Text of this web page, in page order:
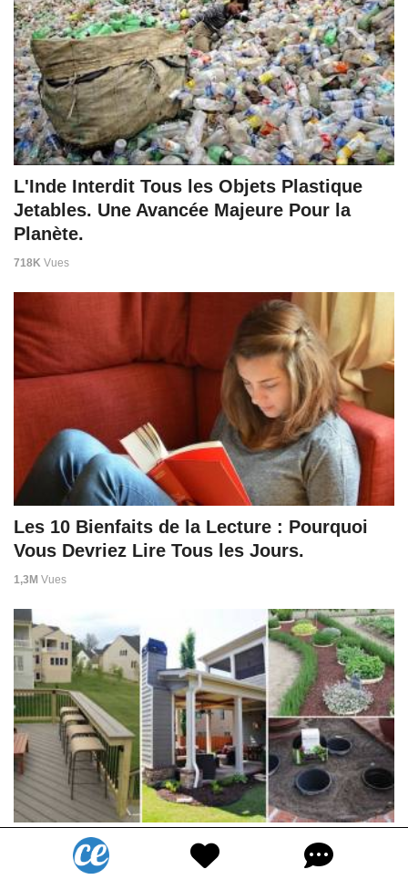
L'Inde Interdit Tous les Objets Plastique
Jetables. Une Avancée Majeure Pour la
Planète.
718K Vues
Les 10 Bienfaits de la Lecture : Pourquoi
Vous Devriez Lire Tous les Jours.
1,3M Vues
28 Superbes Idées Pour Embellir Votre
Terrasse.